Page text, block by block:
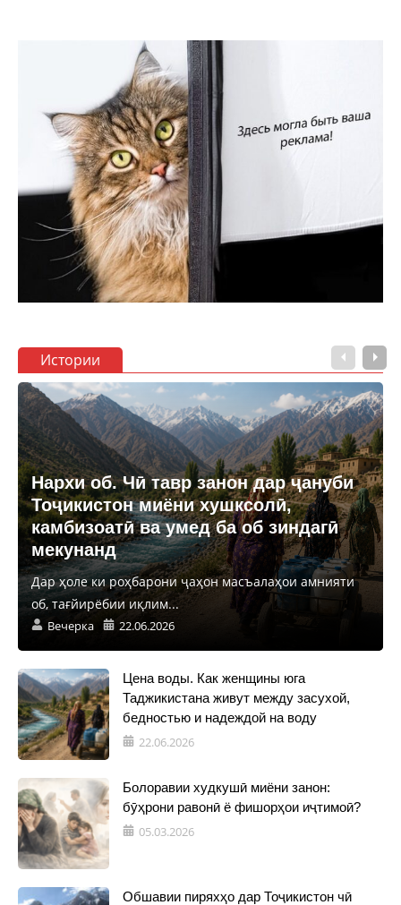
Истории
Нархи об. Чӣ тавр занон дар ҷануби
Тоҷикистон миёни хушксолӣ,
камбизоатӣ ва умед ба об зиндагӣ
мекунанд
Дар ҳоле ки роҳбарони ҷаҳон масъалаҳои амнияти
об, тағйирёбии иқлим...
Вечерка 22.06.2026
Цена воды. Как женщины юга
Таджикистана живут между засухой,
бедностью и надеждой на воду
22.06.2026
Болоравии худкушӣ миёни занон:
бӯҳрони равонӣ ё фишорҳои иҷтимоӣ?
05.03.2026
Обшавии пиряхҳо дар Тоҷикистон чӣ